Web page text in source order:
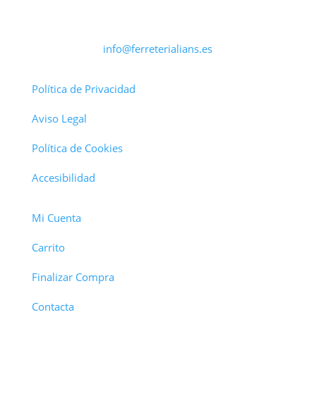
info@ferreterialians.es
Política de Privacidad
Aviso Legal
Política de Cookies
Accesibilidad
Mi Cuenta
Carrito
Finalizar Compra
Contacta